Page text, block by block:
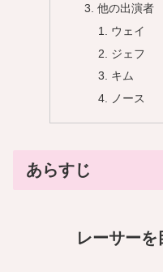
他の出演者
ウェイ
ジェフ
キム
ノース
あらすじ
レーサー